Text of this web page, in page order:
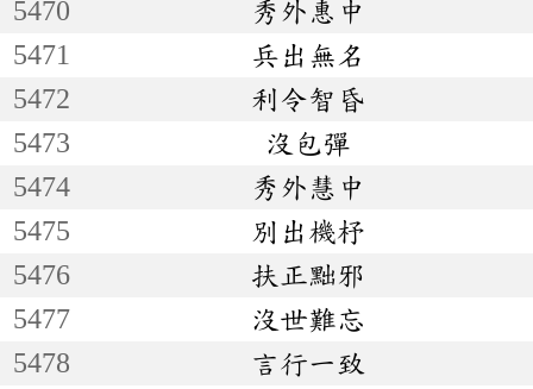
5470
秀外惠中
5471
兵出無名
5472
利令智昏
5473
沒包彈
5474
秀外慧中
5475
別出機杼
5476
扶正黜邪
5477
沒世難忘
5478
言行一致